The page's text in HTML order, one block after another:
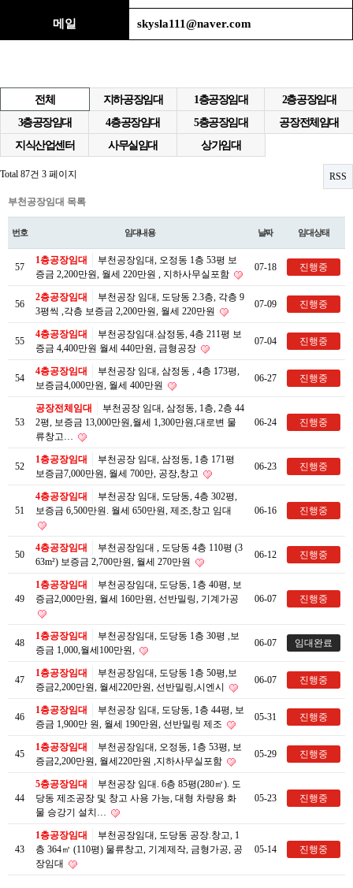
메일 skysla111@naver.com
전체 지하공장임대 1층공장임대
2층공장임대
3층공장임대
4층공장임대 5층공장임대
공장전체임대
지식산업센터
사무실임대 상가임대
Total 87건 3 페이지 RSS
부천공장임대 목록
번호 임대내용 날짜 임대상태
57
1층공장임대
부천공장임대, 오정동 1층 53평 보
증금 2,200만원, 월세 220만원 , 지하사무실포함
07-18 진행중
56
2층공장임대
부천공장 임대, 도당동 2.3층, 각층 9
3평씩 ,각층 보증금 2,200만원, 월세 220만원
07-09 진행중
55
4층공장임대
부천공장임대.삼정동, 4층 211평 보
증금 4,400만원 월세 440만원, 금형공장
07-04 진행중
54
4층공장임대
부천공장 임대, 삼정동 , 4층 173평,
보증금4,000만원, 월세 400만원
06-27 진행중
53
공장전체임대
부천공장 임대, 삼정동, 1층, 2층 44
2평, 보증금 13,000만원,월세 1,300만원,대로변 물
류창고…
06-24 진행중
52
1층공장임대
부천공장 임대, 삼정동, 1층 171평
보증금7,000만원, 월세 700만, 공장,창고
06-23 진행중
51
4층공장임대
부천공장 임대, 도당동, 4층 302평,
보증금 6,500만원. 월세 650만원, 제조,창고 임대
06-16 진행중
50
4층공장임대
부천공장임대 , 도당동 4층 110평 (3
63m²) 보증금 2,700만원, 월세 270만원
06-12 진행중
49
1층공장임대
부천공장임대, 도당동, 1층 40평, 보
증금2,000만원, 월세 160만원, 선반밀링, 기계가공
06-07 진행중
48
1층공장임대
부천공장임대, 도당동 1층 30평 ,보
증금 1,000,월세100만원,
06-07 임대완료
47
1층공장임대
부천공장임대, 도당동 1층 50평,보
증금2,200만원, 월세220만원, 선반밀링,시엔시
06-07 진행중
46
1층공장임대
부천공장 임대, 도당동, 1층 44평, 보
증금 1,900만 원, 월세 190만원, 선반밀링 제조
05-31 진행중
45
1층공장임대
부천공장임대, 오정동, 1층 53평, 보
증금2,200만원, 월세220만원 ,지하사무실포함
05-29 진행중
44
5층공장임대
부천공장 임대. 6층 85평(280㎡). 도
당동 제조공장 및 창고 사용 가능, 대형 차량용 화
물 승강기 설치…
05-23 진행중
43
1층공장임대
부천공장임대, 도당동 공장.창고, 1
층 364㎡ (110평) 물류창고, 기계제작, 금형가공, 공
장임대
05-14 진행중